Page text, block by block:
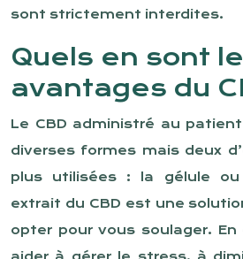
sont strictement interdites.
Quels en sont
avantages du
Le CBD administré au
diverses formes mais deux
plus utilisées : la gélule ou
extrait du CBD est une
opter pour vous soulager.